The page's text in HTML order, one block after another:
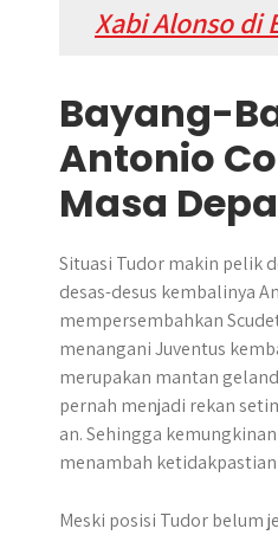
Xabi Alonso di
Bayang-
Antonio
Masa
Situasi Tudor makin pelik
desas-desus kembalinya
mempersembahkan
menangani Juventus
merupakan mantan
pernah menjadi rekan
an. Sehingga
menambah
Meski posisi Tudor belum